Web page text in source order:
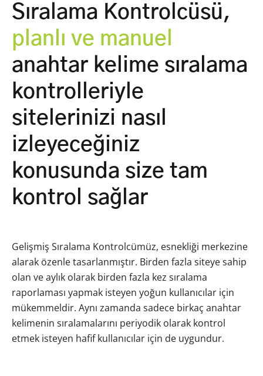
Sıralama Kontrolcüsü,
planlı ve manuel
anahtar kelime sıralama
kontrolleriyle
sitelerinizi nasıl
izleyeceğiniz
konusunda size tam
kontrol sağlar
Gelişmiş Sıralama Kontrolcümüz, esnekliği merkezine
alarak özenle tasarlanmıştır. Birden fazla siteye sahip
olan ve aylık olarak birden fazla kez sıralama
raporlaması yapmak isteyen yoğun kullanıcılar için
mükemmeldir. Aynı zamanda sadece birkaç anahtar
kelimenin sıralamalarını periyodik olarak kontrol
etmek isteyen hafif kullanıcılar için de uygundur.